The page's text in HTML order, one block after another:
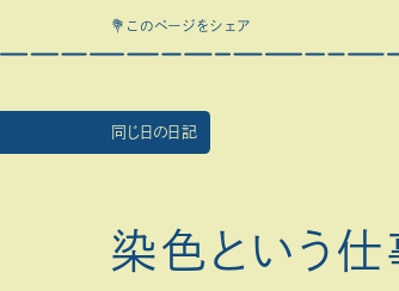
💐このページをシェア
同じ日の日記
染色という